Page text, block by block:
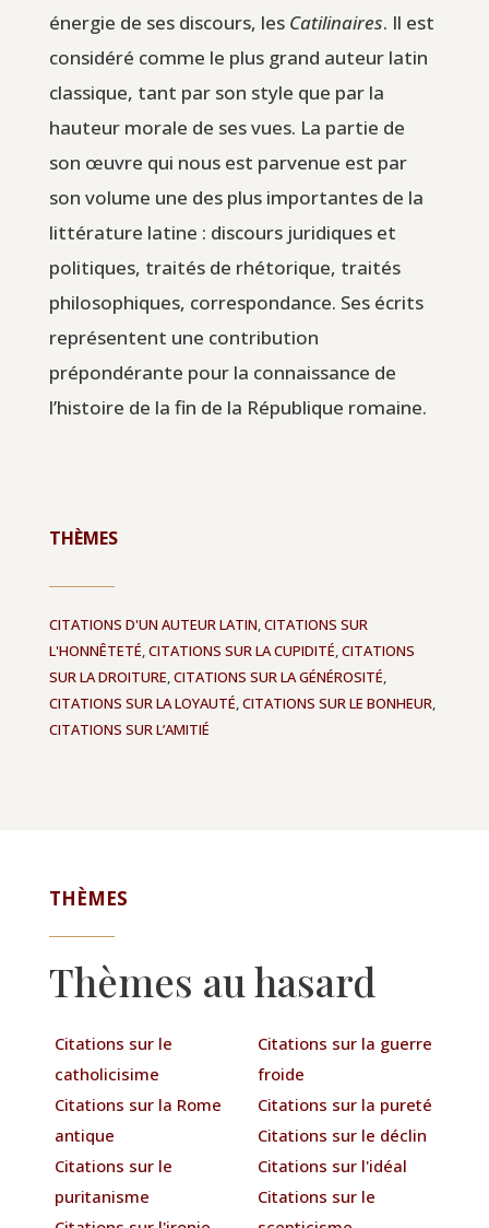
énergie de ses discours, les Catilinaires. Il est
considéré comme le plus grand auteur latin
classique, tant par son style que par la
hauteur morale de ses vues. La partie de
son œuvre qui nous est parvenue est par
son volume une des plus importantes de la
littérature latine : discours juridiques et
politiques, traités de rhétorique, traités
philosophiques, correspondance. Ses écrits
représentent une contribution
prépondérante pour la connaissance de
l’histoire de la fin de la République romaine.
THÈMES
CITATIONS D'UN AUTEUR LATIN,CITATIONS SUR
L'HONNÊTETÉ,CITATIONS SUR LA CUPIDITÉ,CITATIONS
SUR LA DROITURE,CITATIONS SUR LA GÉNÉROSITÉ,
CITATIONS SUR LA LOYAUTÉ,CITATIONS SUR LE BONHEUR,
CITATIONS SUR L’AMITIÉ
THÈMES
Thèmes au hasard
Citations sur le
catholicisime
Citations sur la Rome
antique
Citations sur le
puritanisme
Citations sur la guerre
froide
Citations sur la pureté
Citations sur le déclin
Citations sur l'idéal
Citations sur le